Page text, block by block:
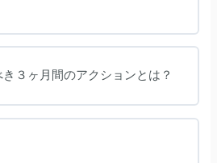
３ヶ月間のアクションとは？